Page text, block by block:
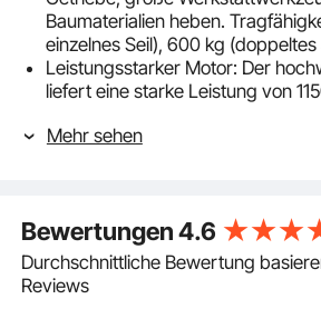
Baumaterialien heben.
einzelnes Seil), 600 kg (doppeltes
Leistungsstarker Motor: Der
liefert eine starke Leistung von
Seilwinde verformt wird. Darüber
Betrieb und spart Ihnen mehr Zeit
Bequem zu installieren: Er kann
Massivholzleisten direkt an die
werden. Außerdem ist er mit
Mehr sehen
Bewertungen4.6
Durchschnittliche Bewertung
Reviews